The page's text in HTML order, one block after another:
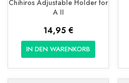
Chihiros Adjustable Holder for
A II
14,95 €
IN DEN WARENKORB